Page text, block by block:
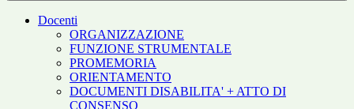
Docenti
ORGANIZZAZIONE
FUNZIONE STRUMENTALE
PROMEMORIA
ORIENTAMENTO
DOCUMENTI DISABILITA' + ATTO DI
CONSENSO